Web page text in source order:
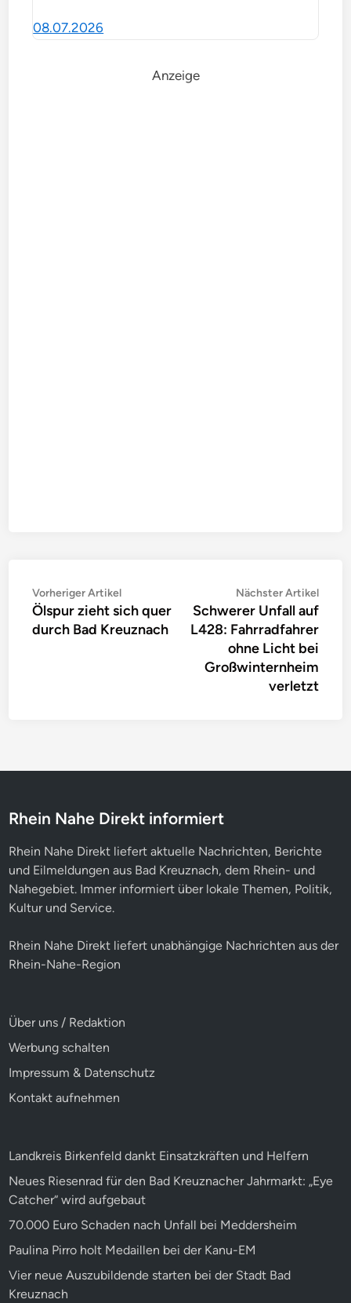
08.07.2026
Anzeige
Beitragsnavigation
Vorheriger ArtikelVorheriger
Artikel:
Ölspur zieht sich quer
durch Bad Kreuznach
Nächster Artikel
Schwerer Unfall auf
L428: Fahrradfahrer
ohne Licht bei
Großwinternheim
verletzt
Rhein Nahe Direkt informiert
Rhein Nahe Direkt liefert aktuelle Nachrichten, Berichte
und Eilmeldungen aus Bad Kreuznach, dem Rhein- und
Nahegebiet. Immer informiert über lokale Themen, Politik,
Kultur und Service.
Rhein Nahe Direkt liefert unabhängige Nachrichten aus der
Rhein-Nahe-Region
Über uns / Redaktion
Werbung schalten
Impressum & Datenschutz
Kontakt aufnehmen
Landkreis Birkenfeld dankt Einsatzkräften und Helfern
Neues Riesenrad für den Bad Kreuznacher Jahrmarkt: „Eye
Catcher“ wird aufgebaut
70.000 Euro Schaden nach Unfall bei Meddersheim
Paulina Pirro holt Medaillen bei der Kanu-EM
Vier neue Auszubildende starten bei der Stadt Bad
Kreuznach